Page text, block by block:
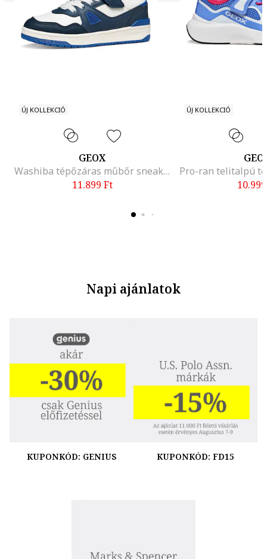
ÚJ KOLLEKCIÓ
GEOX
Washiba tépőzáras műbőr sneaker, Fehér/Sötétkék
11.899 Ft
ÚJ KOLLEKCIÓ
10.999
Napi ajánlatok
KUPONKÓD: GENIUS KUPONKÓD: FD15